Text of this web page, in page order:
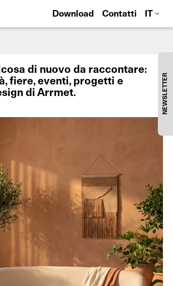
Download Contatti IT
NEWSLETTER
di nuovo da raccontare:
fiere, eventi, progetti e
di Arrmet.